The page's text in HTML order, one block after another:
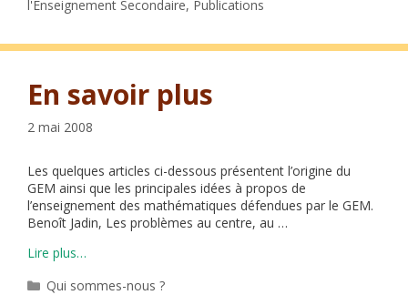
l'Enseignement Secondaire, Publications
En savoir plus
2 mai 2008
Les quelques articles ci-dessous présentent l’origine du
GEM ainsi que les principales idées à propos de
l’enseignement des mathématiques défendues par le GEM.
Benoît Jadin, Les problèmes au centre, au …
Lire plus…
Catégories
Qui sommes-nous ?